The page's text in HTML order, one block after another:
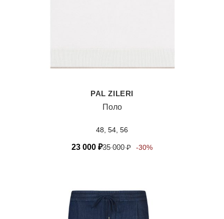
PAL ZILERI
Поло
48, 54, 56
23 000 ₽35 000₽ -30%